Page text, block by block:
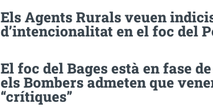
Els Agents Rurals veuen
d’intencionalitat en el foc del
El foc del Bages està en fase
els Bombers admeten que
“crítiques”